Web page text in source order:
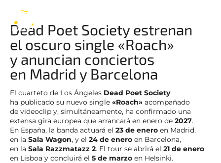
Dead Poet Society estrenan
el oscuro single «Roach»
y anuncian conciertos
en Madrid y Barcelona
El cuarteto de Los Ángeles Dead Poet Society
ha publicado su nuevo single «Roach» acompañado
de videoclip y, simultáneamente, ha confirmado una
extensa gira europea que arrancará en enero de 2027.
En España, la banda actuará el 23 de enero en Madrid,
en la Sala Wagon, y el 24 de enero en Barcelona,
en la Sala Razzmatazz 2. El tour se abrirá el 21 de enero
en Lisboa y concluirá el 5 de marzo en Helsinki.